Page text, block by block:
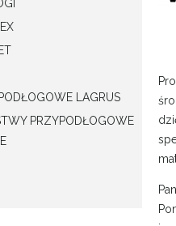
LAGRUS
PRZYPODŁOGOWE